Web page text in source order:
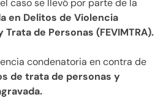
caso se llevó por parte de la
en Delitos de Violencia
de Personas (FEVIMTRA).
condenatoria en contra de
de trata de personas y